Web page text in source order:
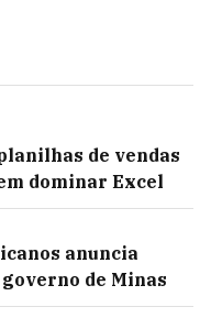
de vendas
dominar Excel
anuncia
de Minas